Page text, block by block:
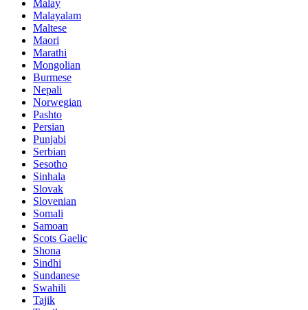
Malay
Malayalam
Maltese
Maori
Marathi
Mongolian
Burmese
Nepali
Norwegian
Pashto
Persian
Punjabi
Serbian
Sesotho
Sinhala
Slovak
Slovenian
Somali
Samoan
Scots Gaelic
Shona
Sindhi
Sundanese
Swahili
Tajik